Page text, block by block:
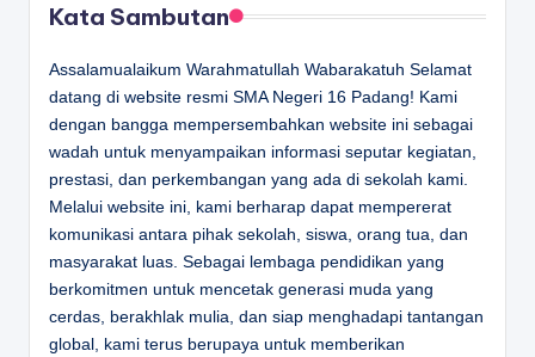
Kata Sambutan
Assalamualaikum Warahmatullah Wabarakatuh Selamat
datang di website resmi SMA Negeri 16 Padang! Kami
dengan bangga mempersembahkan website ini sebagai
wadah untuk menyampaikan informasi seputar kegiatan,
prestasi, dan perkembangan yang ada di sekolah kami.
Melalui website ini, kami berharap dapat mempererat
komunikasi antara pihak sekolah, siswa, orang tua, dan
masyarakat luas. Sebagai lembaga pendidikan yang
berkomitmen untuk mencetak generasi muda yang
cerdas, berakhlak mulia, dan siap menghadapi tantangan
global, kami terus berupaya untuk memberikan